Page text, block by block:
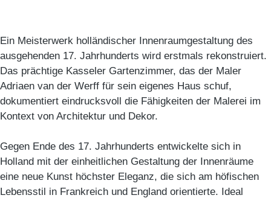
Ein Meisterwerk holländischer Innenraumgestaltung des
ausgehenden 17. Jahrhunderts wird erstmals rekonstruiert.
Das prächtige Kasseler Gartenzimmer, das der Maler
Adriaen van der Werff für sein eigenes Haus schuf,
dokumentiert eindrucksvoll die Fähigkeiten der Malerei im
Kontext von Architektur und Dekor.
Gegen Ende des 17. Jahrhunderts entwickelte sich in
Holland mit der einheitlichen Gestaltung der Innenräume
eine neue Kunst höchster Eleganz, die sich am höfischen
Lebensstil in Frankreich und England orientierte. Ideal